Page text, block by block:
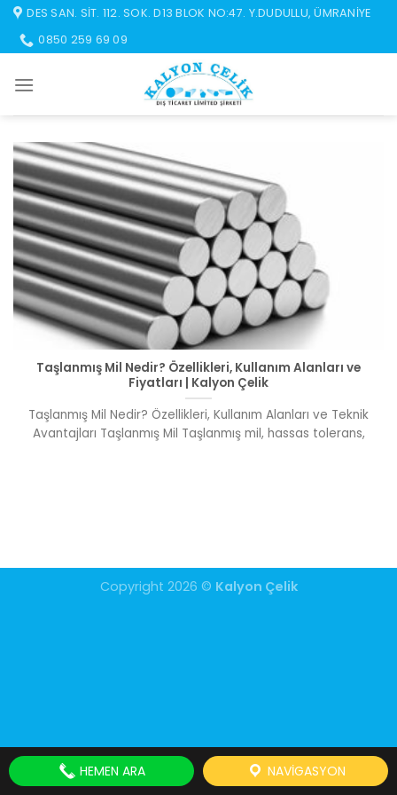
İçeriğe
atla
DES SAN. SIT. 112. SOK. D13 BLOK NO:47. Y.DUDULLU, ÜMRANIYE
0850 259 69 09
Taşlanmış Mil Nedir? Özellikleri, Kullanım Alanları ve
Fiyatları | Kalyon Çelik
Taşlanmış Mil Nedir? Özellikleri, Kullanım Alanları ve Teknik
Avantajları Taşlanmış Mil Taşlanmış mil, hassas tolerans,
Copyright 2026 © Kalyon Çelik
HEMEN ARA NAVIGASYON